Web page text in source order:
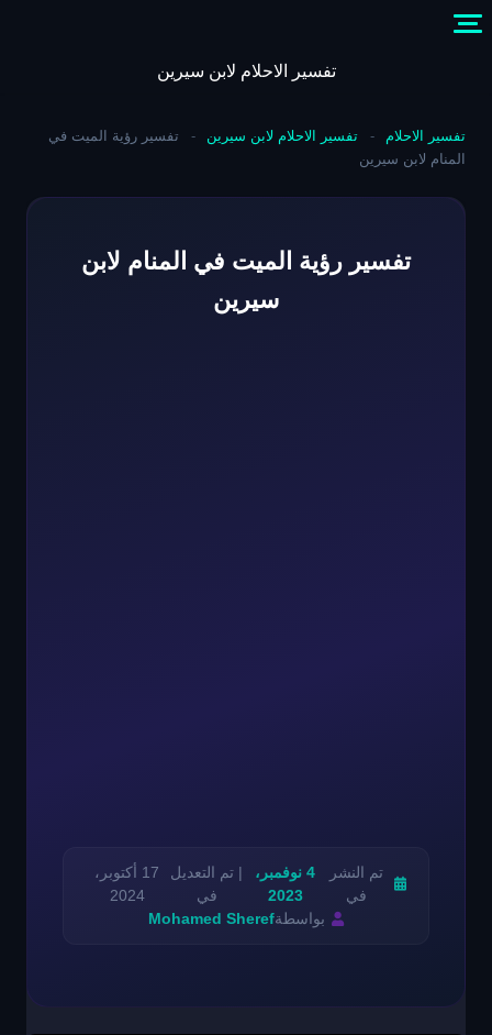
content
تفسير الاحلام لابن سيرين
تفسير الاحلام - تفسير الاحلام لابن سيرين -
تفسير رؤية الميت في
المنام لابن سيرين
تفسير رؤية الميت في المنام لابن
سيرين
تم النشر
في
4 نوفمبر،
2023
| تم التعديل
في
17 أكتوبر،
2024
بواسطةMohamed Sheref